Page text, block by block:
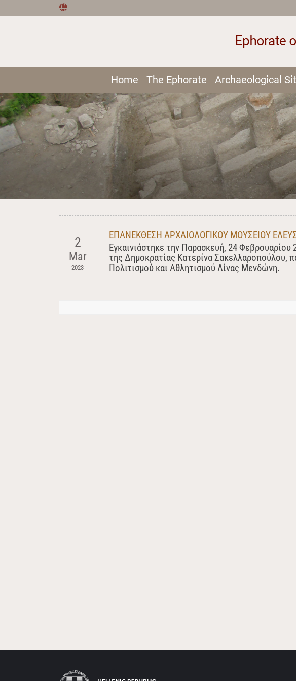
Home The Ephorate Archaeological
2
Mar
2023
ΕΠΑΝΕΚΘΕΣΗ ΑΡΧΑΙΟΛΟΓΙΚΟΥ ΜΟΥΣΕΙΟΥ
Εγκαινιάστηκε την Παρασκευή, 24
της Δημοκρατίας Κατερίνα Σακελλαροπούλου,
Πολιτισμού και Αθλητισμού Λίνας Μενδώνη.